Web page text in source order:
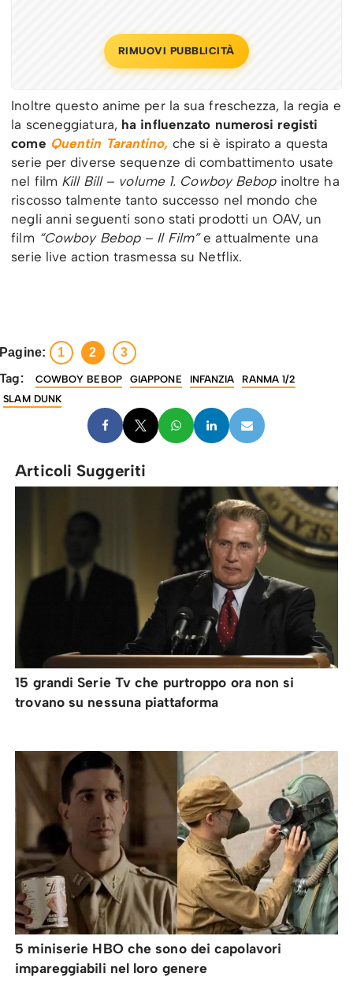
RIMUOVI PUBBLICITÀ
Inoltre questo anime per la sua freschezza, la regia e
la sceneggiatura, ha influenzato numerosi registi
come Quentin Tarantino, che si è ispirato a questa
serie per diverse sequenze di combattimento usate
nel film Kill Bill – volume 1. Cowboy Bebopinoltre ha
riscosso talmente tanto successo nel mondo che
negli anni seguenti sono stati prodotti un OAV, un
film “Cowboy Bebop – Il Film”e attualmente una
serie live action trasmessa su Netflix.
Pagine: 1 2 3
Tag: COWBOY BEBOP GIAPPONE INFANZIA
RANMA 1/2
SLAM DUNK
Articoli Suggeriti
15 grandi Serie Tv che purtroppo ora non si
trovano su nessuna piattaforma
5 miniserie HBO che sono dei capolavori
impareggiabili nel loro genere